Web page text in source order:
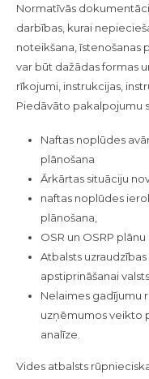
Normatīvās
darbības, kurai
noteikšana, īstenošanas
var būt dažādas formas
rīkojumi, instrukcijas,
Piedāvāto pakalpojumu
Naftas noplūdes
plānošana
Ārkārtas situāciju
naftas noplūdes
plānošana,
OSR un OSRP
Atbalsts
apstiprināšanai
Nelaimes gadījumu
uzņēmumos veikto
analīze.
Vides atbalsts